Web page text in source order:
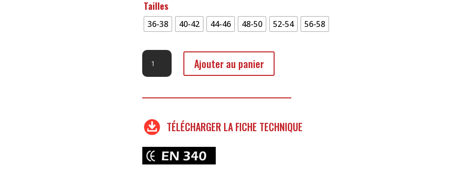
Tailles
36-38 40-42 44-46 48-50 52-54 56-58
quantité
Pantalon
Coton
Ajouter au panier
TÉLÉCHARGER LA FICHE TECHNIQUE